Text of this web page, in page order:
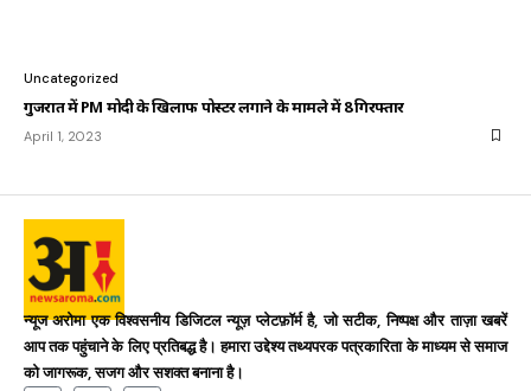
Uncategorized
गुजरात में PM मोदी के खिलाफ पोस्टर लगाने के मामले में 8 गिरफ्तार
April 1, 2023
न्यूज अरोमा एक विश्वसनीय डिजिटल न्यूज़ प्लेटफ़ॉर्म है, जो सटीक, निष्पक्ष और ताज़ा खबरें
आप तक पहुंचाने के लिए प्रतिबद्ध है। हमारा उद्देश्य तथ्यपरक पत्रकारिता के माध्यम से समाज
को जागरूक, सजग और सशक्त बनाना है।